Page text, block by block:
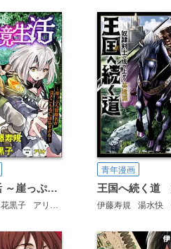
魔境生活 ～崖っぷち冒険者が引きこもるには広すぎる～ コミック版 （分冊版）
花黒子 アリオ
青年漫画
伊藤寿規 湯水快